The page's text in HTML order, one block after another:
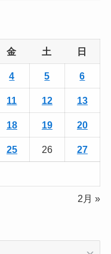
金 土 日
4 5 6
11 12 13
18 19 20
25 26 27
2月 »